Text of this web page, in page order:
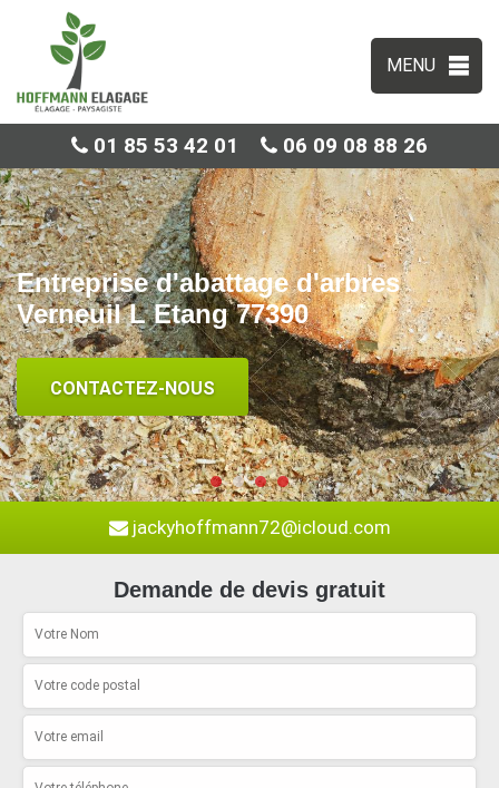
MENU
01 85 53 42 01 06 09 08 88 26
Entreprise d'abattage d'arbres
Verneuil L Etang 77390
CONTACTEZ-NOUS
jackyhoffmann72@icloud.com
Demande de devis gratuit